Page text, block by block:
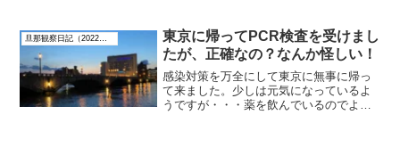
した。FLIGHTの勉強をしているのかと思
ったら、気象予報士の過...
旦那観察日記（2022年8月）
東京に帰ってPCR検査を受けまし
たが、正確なの？なんか怪しい！
感染対策を万全にして東京に無事に帰っ
て来ました。少しは元気になっているよ
うですが・・・薬を飲んでいるのでよく